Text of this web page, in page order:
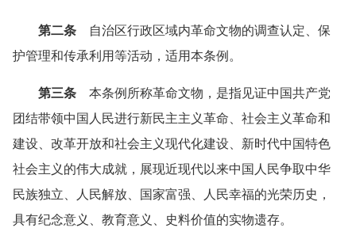
第二条 自治区行政区域内革命文物的调查认定、保
护管理和传承利用等活动，适用本条例。
第三条 本条例所称革命文物，是指见证中国共产党
团结带领中国人民进行新民主主义革命、社会主义革命和
建设、改革开放和社会主义现代化建设、新时代中国特色
社会主义的伟大成就，展现近现代以来中国人民争取中华
民族独立、人民解放、国家富强、人民幸福的光荣历史，
具有纪念意义、教育意义、史料价值的实物遗存。